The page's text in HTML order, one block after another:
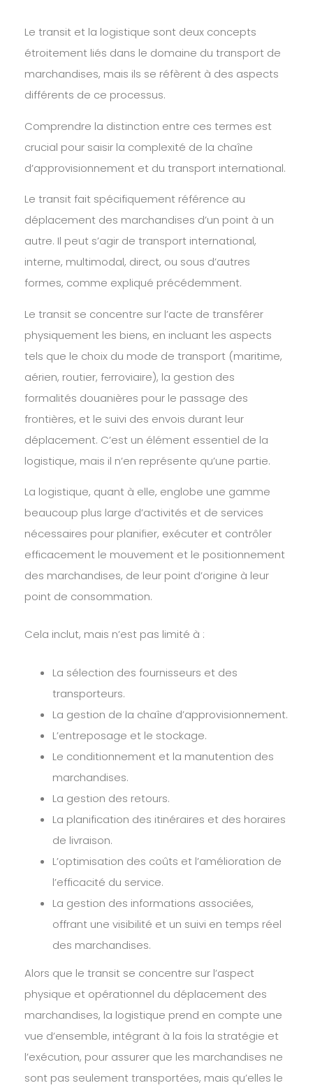
Le transit et la logistique sont deux concepts
étroitement liés dans le domaine du transport de
marchandises, mais ils se réfèrent à des aspects
différents de ce processus.
Comprendre la distinction entre ces termes est
crucial pour saisir la complexité de la chaîne
d’approvisionnement et du transport international.
Le transit fait spécifiquement référence au
déplacement des marchandises d’un point à un
autre. Il peut s’agir de transport international,
interne, multimodal, direct, ou sous d’autres
formes, comme expliqué précédemment.
Le transit se concentre sur l’acte de transférer
physiquement les biens, en incluant les aspects
tels que le choix du mode de transport (maritime,
aérien, routier, ferroviaire), la gestion des
formalités douanières pour le passage des
frontières, et le suivi des envois durant leur
déplacement. C’est un élément essentiel de la
logistique, mais il n’en représente qu’une partie.
La logistique, quant à elle, englobe une gamme
beaucoup plus large d’activités et de services
nécessaires pour planifier, exécuter et contrôler
efficacement le mouvement et le positionnement
des marchandises, de leur point d’origine à leur
point de consommation.
Cela inclut, mais n’est pas limité à :
La sélection des fournisseurs et des
transporteurs.
La gestion de la chaîne d’approvisionnement.
L’entreposage et le stockage.
Le conditionnement et la manutention des
marchandises.
La gestion des retours.
La planification des itinéraires et des horaires
de livraison.
L’optimisation des coûts et l’amélioration de
l’efficacité du service.
La gestion des informations associées,
offrant une visibilité et un suivi en temps réel
des marchandises.
Alors que le transit se concentre sur l’aspect
physique et opérationnel du déplacement des
marchandises, la logistique prend en compte une
vue d’ensemble, intégrant à la fois la stratégie et
l’exécution, pour assurer que les marchandises ne
sont pas seulement transportées, mais qu’elles le